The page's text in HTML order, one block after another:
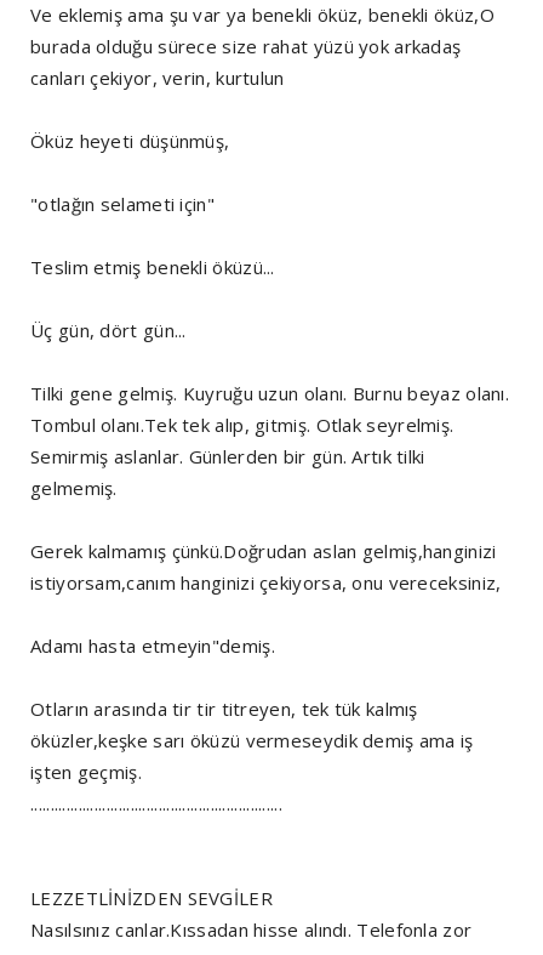
Ve eklemiş ama şu var ya benekli öküz, benekli öküz,O
burada olduğu sürece size rahat yüzü yok arkadaş
canları çekiyor, verin, kurtulun
Öküz heyeti düşünmüş,
"otlağın selameti için"
Teslim etmiş benekli öküzü...
Üç gün, dört gün...
Tilki gene gelmiş. Kuyruğu uzun olanı. Burnu beyaz olanı.
Tombul olanı.Tek tek alıp, gitmiş. Otlak seyrelmiş.
Semirmiş aslanlar. Günlerden bir gün. Artık tilki
gelmemiş.
Gerek kalmamış çünkü.Doğrudan aslan gelmiş,hanginizi
istiyorsam,canım hanginizi çekiyorsa, onu vereceksiniz,
Adamı hasta etmeyin"demiş.
Otların arasında tir tir titreyen, tek tük kalmış
öküzler,keşke sarı öküzü vermeseydik demiş ama iş
işten geçmiş.
...............................................................
LEZZETLİNİZDEN SEVGİLER
Nasılsınız canlar.Kıssadan hisse alındı. Telefonla zor